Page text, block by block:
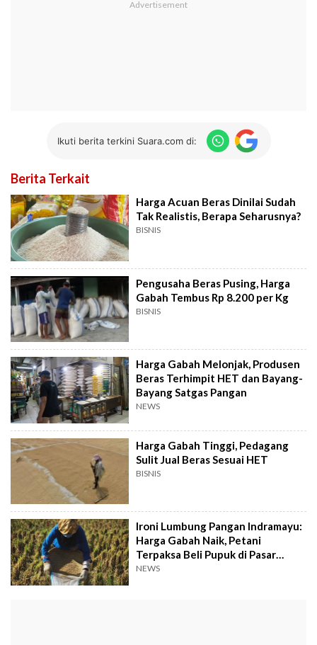
Ikuti berita terkini Suara.com di:
Berita Terkait
Harga Acuan Beras Dinilai Sudah
Tak Realistis, Berapa Seharusnya?
BISNIS
Pengusaha Beras Pusing, Harga
Gabah Tembus Rp 8.200 per Kg
BISNIS
Harga Gabah Melonjak, Produsen
Beras Terhimpit HET dan Bayang-
Bayang Satgas Pangan
NEWS
Harga Gabah Tinggi, Pedagang
Sulit Jual Beras Sesuai HET
BISNIS
Ironi Lumbung Pangan Indramayu:
Harga Gabah Naik, Petani
Terpaksa Beli Pupuk di Pasar
Gelap
NEWS